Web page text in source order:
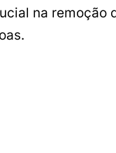
na remoção